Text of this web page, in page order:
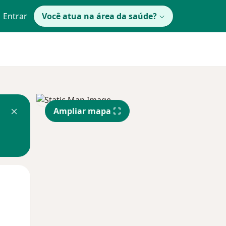
Entrar Você atua na área da saúde?
Ampliar mapa